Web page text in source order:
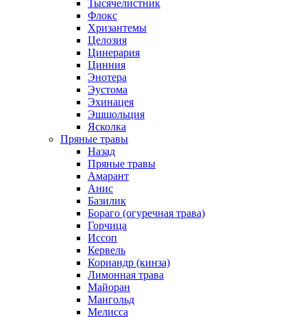
Тысячелистник
Флокс
Хризантемы
Целозия
Цинерария
Цинния
Энотера
Эустома
Эхинацея
Эшшольция
Ясколка
Пряные травы
Назад
Пряные травы
Амарант
Анис
Базилик
Бораго (огуречная трава)
Горчица
Иссоп
Кервель
Кориандр (кинза)
Лимонная трава
Майоран
Мангольд
Мелисса